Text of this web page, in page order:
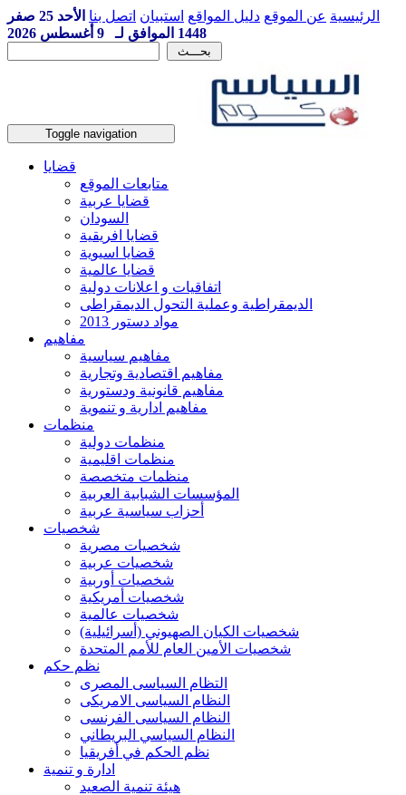
الرئيسية عن الموقع دليل المواقع استبيان اتصل بنا
الأحد 25 صفر
1448 الموافق لـ 9 أغسطس 2026
Toggle navigation
قضايا
متابعات الموقع
قضايا عربية
السودان
قضايا افريقية
قضايا اسيوية
قضايا عالمية
اتفاقيات و اعلانات دولية
الديمقراطية وعملية التحول الديمقراطى
مواد دستور 2013
مفاهيم
مفاهيم سياسية
مفاهيم اقتصادية وتجارية
مفاهيم قانونية ودستورية
مفاهيم ادارية و تنموية
منظمات
منظمات دولية
منظمات اقليمية
منظمات متخصصة
المؤسسات الشبابية العربية
أحزاب سياسية عربية
شخصيات
شخصيات مصرية
شخصيات عربية
شخصيات أوربية
شخصيات أمريكية
شخصيات عالمية
شخصيات الكيان الصهيوني (أسرائيلية)
شخصيات الأمين العام للأمم المتحدة
نظم حكم
التظام السياسى المصرى
النظام السياسى الامريكى
النظام السياسى الفرنسى
النظام السياسي البريطاني
نظم الحكم في أفريقيا
ادارة و تنمية
هيئة تنمية الصعيد